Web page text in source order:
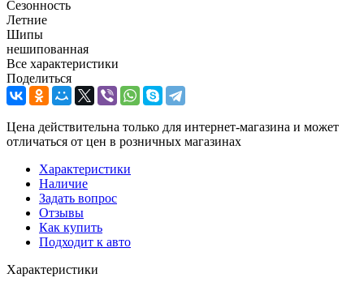
Сезонность
Летние
Шипы
нешипованная
Все характеристики
Поделиться
Цена действительна только для интернет-магазина и может
отличаться от цен в розничных магазинах
Характеристики
Наличие
Задать вопрос
Отзывы
Как купить
Подходит к авто
Характеристики